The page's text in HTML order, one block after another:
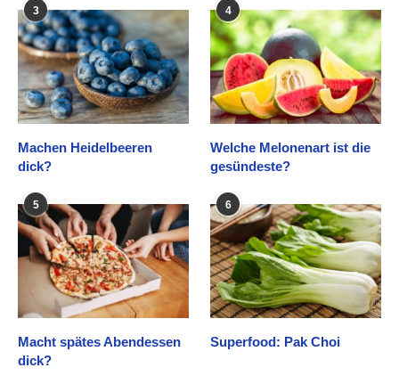
3
Machen Heidelbeeren
dick?
4
Welche Melonenart ist die
gesündeste?
5
Macht spätes Abendessen
dick?
6
Superfood: Pak Choi